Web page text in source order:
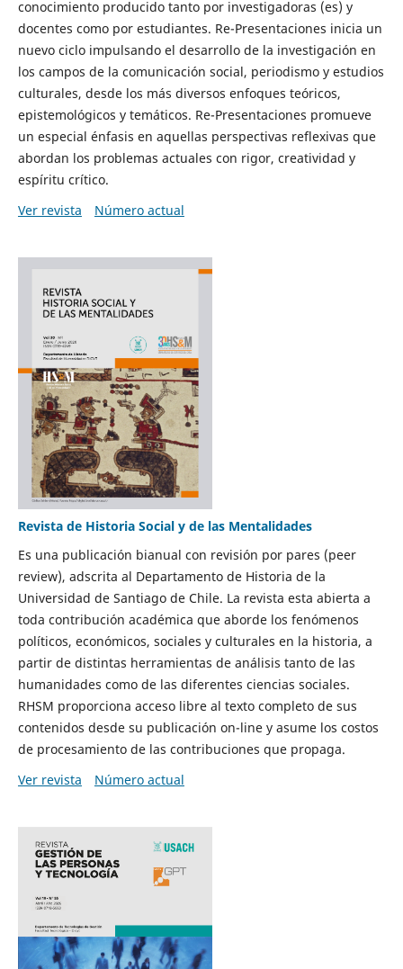
conocimiento producido tanto por investigadoras (es) y
docentes como por estudiantes. Re-Presentaciones inicia un
nuevo ciclo impulsando el desarrollo de la investigación en
los campos de la comunicación social, periodismo y estudios
culturales, desde los más diversos enfoques teóricos,
epistemológicos y temáticos. Re-Presentaciones promueve
un especial énfasis en aquellas perspectivas reflexivas que
abordan los problemas actuales con rigor, creatividad y
espíritu crítico.
Ver revista
Número actual
Revista de Historia Social y de las Mentalidades
Es una publicación bianual con revisión por pares (peer
review), adscrita al Departamento de Historia de la
Universidad de Santiago de Chile. La revista esta abierta a
toda contribución académica que aborde los fenómenos
políticos, económicos, sociales y culturales en la historia, a
partir de distintas herramientas de análisis tanto de las
humanidades como de las diferentes ciencias sociales.
RHSM proporciona acceso libre al texto completo de sus
contenidos desde su publicación on-line y asume los costos
de procesamiento de las contribuciones que propaga.
Ver revista
Número actual